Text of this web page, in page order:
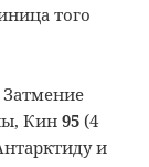
того
Кин95 (4
и